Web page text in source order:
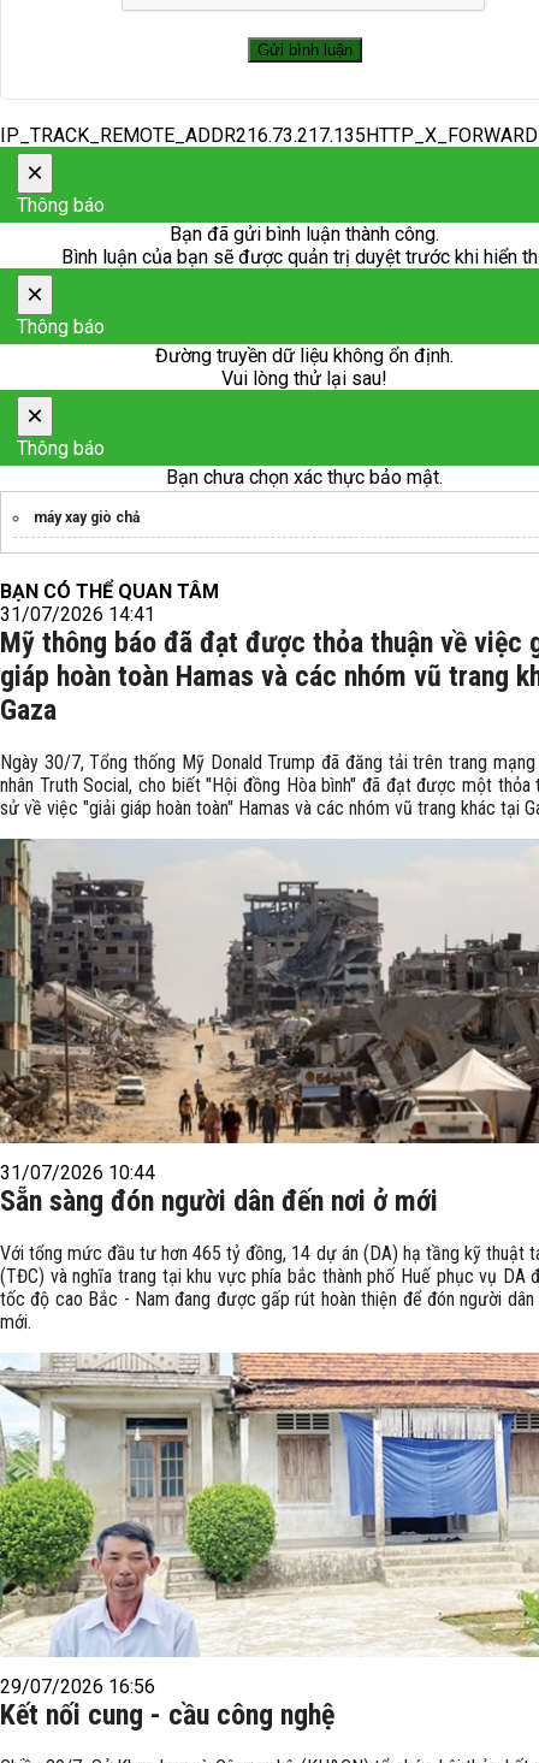
×
Thông báo
Bạn đã gửi bình luận thành công.
Bình luận của bạn sẽ được quản trị duyệt trước khi hiển
×
Thông báo
Đường truyền dữ liệu không ổn định.
Vui lòng thử lại sau!
×
Thông báo
Bạn chưa chọn xác thực bảo mật.
máy xay giò chả
BẠN CÓ THỂ QUAN TÂM
31/07/2026 14:41
Mỹ thông báo đã đạt được thỏa thuận về việc
giáp hoàn toàn Hamas và các nhóm vũ trang
Gaza
Ngày 30/7, Tổng thống Mỹ Donald Trump đã đăng tải trên trang
nhân Truth Social, cho biết "Hội đồng Hòa bình" đã đạt được một thỏa
sử về việc "giải giáp hoàn toàn" Hamas và các nhóm vũ trang khác tại
31/07/2026 10:44
Sẵn sàng đón người dân đến nơi ở mới
Với tổng mức đầu tư hơn 465 tỷ đồng, 14 dự án (DA) hạ tầng kỹ thuật
(TĐC) và nghĩa trang tại khu vực phía bắc thành phố Huế phục vụ DA
tốc độ cao Bắc - Nam đang được gấp rút hoàn thiện để đón người dân
mới.
29/07/2026 16:56
Kết nối cung - cầu công nghệ